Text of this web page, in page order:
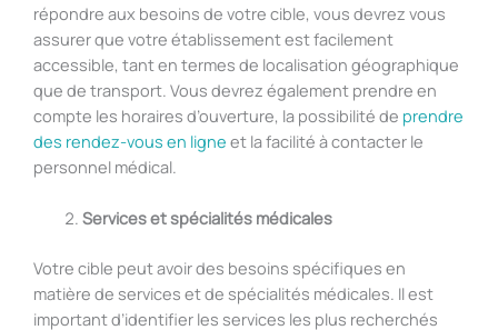
répondre aux besoins de votre cible, vous devrez vous
assurer que votre établissement est facilement
accessible, tant en termes de localisation géographique
que de transport. Vous devrez également prendre en
compte les horaires d’ouverture, la possibilité de prendre
des rendez-vous en ligne et la facilité à contacter le
personnel médical.
Services et spécialités médicales
Votre cible peut avoir des besoins spécifiques en
matière de services et de spécialités médicales. Il est
important d’identifier les services les plus recherchés